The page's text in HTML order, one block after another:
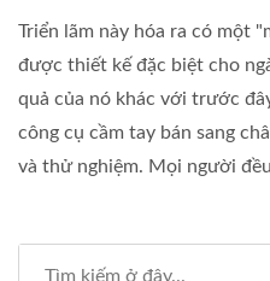
Triển lãm này hóa ra có một
được thiết kế đặc biệt cho
quả của nó khác với trước
công cụ cầm tay bán sang
và thử nghiệm. Mọi người